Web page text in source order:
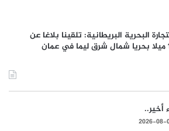
البحرية البريطانية: تلقينا بلاغا عن
أخير..
2026-08-